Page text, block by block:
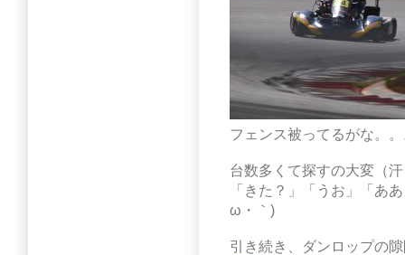
フェンス被ってるがな。
台数多くて探すの大変（汗
「きた？」「うお」「あ
ω・｀)
引き続き、ダンロップの